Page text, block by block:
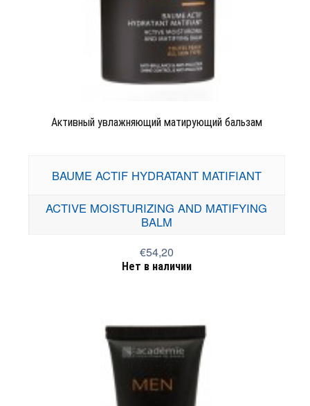
Активный увлажняющий матирующий бальзам
BAUME ACTIF HYDRATANT MATIFIANT
ACTIVE MOISTURIZING AND MATIFYING
BALM
€54,20
Нет в наличии